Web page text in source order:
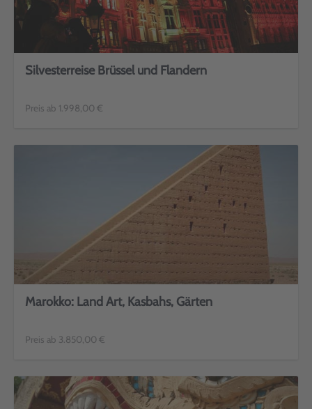
Silvesterreise Brüssel und Flandern
Preis ab 1.998,00 €
Marokko: Land Art, Kasbahs, Gärten
Preis ab 3.850,00 €